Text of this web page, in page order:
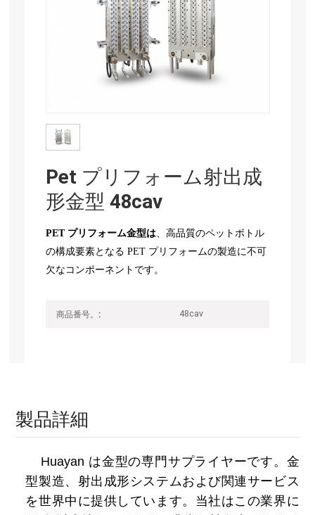
Pet プリフォーム射出成
形金型 48cav
PET プリフォーム金型は、高品質のペットボトル
の構成要素となる PET プリフォームの製造に不可
欠なコンポーネントです。
商品番号。: 48cav
製品詳細
Huayan は金型の専門サプライヤーです。金
型製造、射出成形システムおよび関連サービス
を世界中に提供しています。当社はこの業界に